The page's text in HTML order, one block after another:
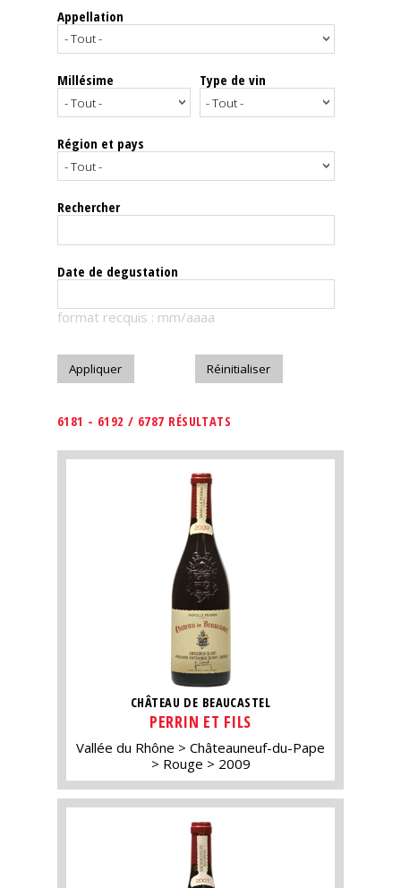
Spiritueux
Notes
dégustation
Le
magazine
Télécharger
Appellation
Millésime Type de vin
Région et pays
Rechercher
Date de degustation
format recquis : mm/aaaa
6181 - 6192 / 6787 RÉSULTATS
CHÂTEAU DE BEAUCASTEL
PERRIN ET FILS
Vallée du Rhône
Châteauneuf-du-Pape
Rouge
2009